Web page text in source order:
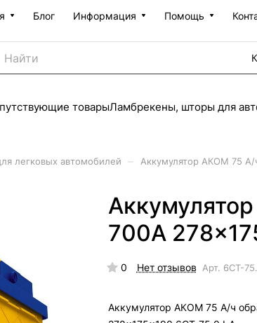
Блог Информация Помощь
товарыЛамбрекены, шторы для
легковых автомобилей Аккумулятор АКОМ 75 А/
700A
0 Нет отзывов Арт. 6CT-
Аккумулятор АКОМ 75 А/ч